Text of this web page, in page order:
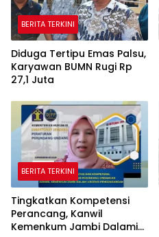
BERITA TERKINI
Diduga Tertipu Emas Palsu,
Karyawan BUMN Rugi Rp
27,1 Juta
BERITA TERKINI
Tingkatkan Kompetensi
Perancang, Kanwil
Kemenkum Jambi Dalami